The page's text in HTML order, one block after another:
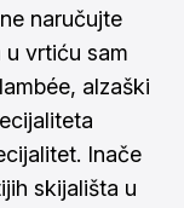
naručujte
vrtiću sam
alzaški
Inače
skijališta u